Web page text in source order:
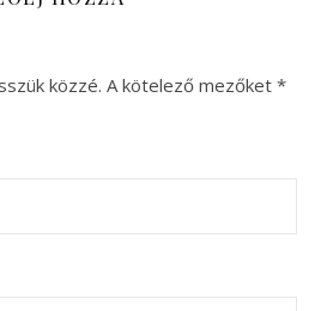
közzé. A kötelező mezőket *